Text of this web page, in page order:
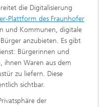
die Digitalisierung
Plattform des Fraunhofer
und Kommunen, digitale
anzubieten. Es gibt
Bürgerinnen und
ihnen Waren aus dem
zu liefern. Diese
sichtbar.
der